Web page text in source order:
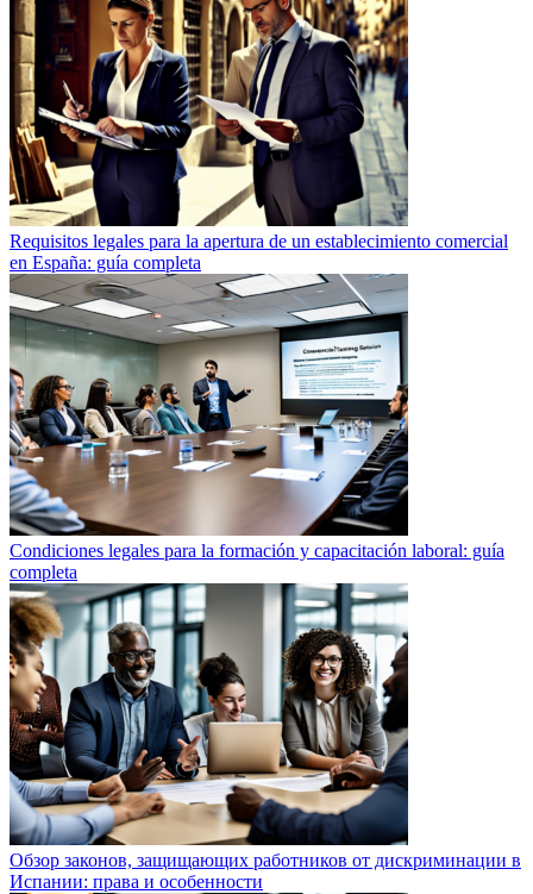
Requisitos legales para la apertura de un establecimiento comercial
en España: guía completa
Condiciones legales para la formación y capacitación laboral: guía
completa
Обзор законов, защищающих работников от дискриминации в
Испании: права и особенности